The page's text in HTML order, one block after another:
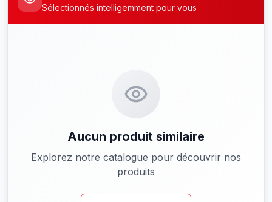
Sélectionnés intelligemment pour vous
Aucun produit similaire
Explorez notre catalogue pour découvrir nos
produits